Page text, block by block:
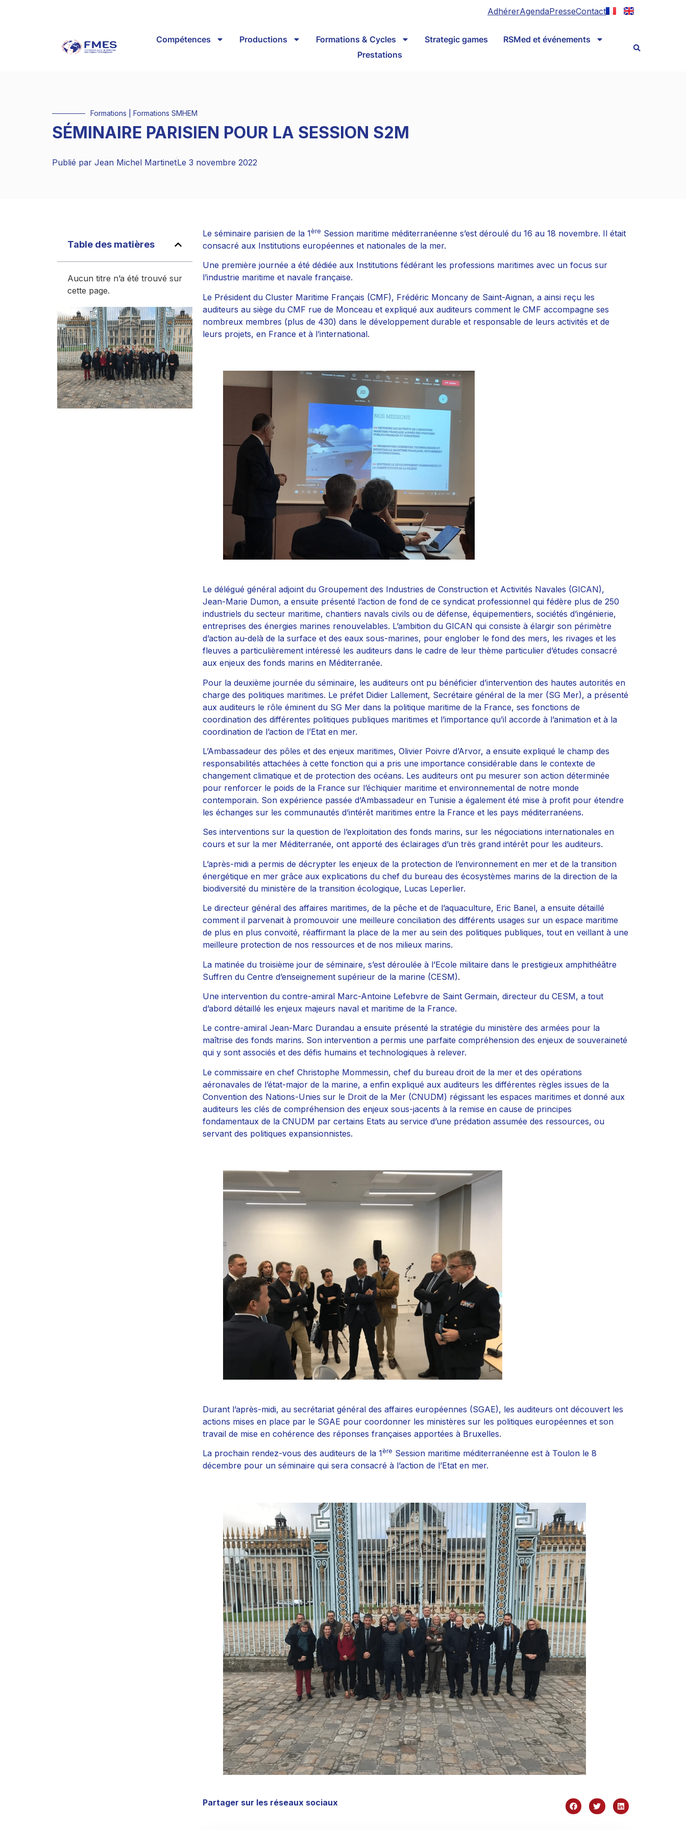
AdhérerAgendaPresseContact
Compétences Productions Formations & Cycles Strategic games
RSMed et événements
Prestations
Formations Formations SMHEM
SÉMINAIRE PARISIEN POUR LA SESSION S2M
Publié par Jean Michel MartinetLe 3 novembre 2022
Table des matières
Aucun titre n’a été trouvé sur
cette page.
Le séminaire parisien de la 1ère Session maritime méditerranéenne s’est déroulé du 16 au 18 novembre. Il était
consacré aux Institutions européennes et nationales de la mer.
Une première journée a été dédiée aux Institutions fédérant les professions maritimes avec un focus sur
l’industrie maritime et navale française.
Le Président du Cluster Maritime Français (CMF), Frédéric Moncany de Saint-Aignan, a ainsi reçu les
auditeurs au siège du CMF rue de Monceau et expliqué aux auditeurs comment le CMF accompagne ses
nombreux membres (plus de 430) dans le développement durable et responsable de leurs activités et de
leurs projets, en France et à l’international.
Le délégué général adjoint du Groupement des Industries de Construction et Activités Navales (GICAN),
Jean-Marie Dumon, a ensuite présenté l’action de fond de ce syndicat professionnel qui fédère plus de 250
industriels du secteur maritime, chantiers navals civils ou de défense, équipementiers, sociétés d’ingénierie,
entreprises des énergies marines renouvelables. L’ambition du GICAN qui consiste à élargir son périmètre
d’action au-delà de la surface et des eaux sous-marines, pour englober le fond des mers, les rivages et les
fleuves a particulièrement intéressé les auditeurs dans le cadre de leur thème particulier d’études consacré
aux enjeux des fonds marins en Méditerranée.
Pour la deuxième journée du séminaire, les auditeurs ont pu bénéficier d’intervention des hautes autorités en
charge des politiques maritimes. Le préfet Didier Lallement, Secrétaire général de la mer (SG Mer), a présenté
aux auditeurs le rôle éminent du SG Mer dans la politique maritime de la France, ses fonctions de
coordination des différentes politiques publiques maritimes et l’importance qu’il accorde à l’animation et à la
coordination de l’action de l’Etat en mer.
L’Ambassadeur des pôles et des enjeux maritimes, Olivier Poivre d’Arvor, a ensuite expliqué le champ des
responsabilités attachées à cette fonction qui a pris une importance considérable dans le contexte de
changement climatique et de protection des océans. Les auditeurs ont pu mesurer son action déterminée
pour renforcer le poids de la France sur l’échiquier maritime et environnemental de notre monde
contemporain. Son expérience passée d’Ambassadeur en Tunisie a également été mise à profit pour étendre
les échanges sur les communautés d’intérêt maritimes entre la France et les pays méditerranéens.
Ses interventions sur la question de l’exploitation des fonds marins, sur les négociations internationales en
cours et sur la mer Méditerranée, ont apporté des éclairages d’un très grand intérêt pour les auditeurs.
L’après-midi a permis de décrypter les enjeux de la protection de l’environnement en mer et de la transition
énergétique en mer grâce aux explications du chef du bureau des écosystèmes marins de la direction de la
biodiversité du ministère de la transition écologique, Lucas Leperlier.
Le directeur général des affaires maritimes, de la pêche et de l’aquaculture, Eric Banel, a ensuite détaillé
comment il parvenait à promouvoir une meilleure conciliation des différents usages sur un espace maritime
de plus en plus convoité, réaffirmant la place de la mer au sein des politiques publiques, tout en veillant à une
meilleure protection de nos ressources et de nos milieux marins.
La matinée du troisième jour de séminaire, s’est déroulée à l’Ecole militaire dans le prestigieux amphithéâtre
Suffren du Centre d’enseignement supérieur de la marine (CESM).
Une intervention du contre-amiral Marc-Antoine Lefebvre de Saint Germain, directeur du CESM, a tout
d’abord détaillé les enjeux majeurs naval et maritime de la France.
Le contre-amiral Jean-Marc Durandau a ensuite présenté la stratégie du ministère des armées pour la
maîtrise des fonds marins. Son intervention a permis une parfaite compréhension des enjeux de souveraineté
qui y sont associés et des défis humains et technologiques à relever.
Le commissaire en chef Christophe Mommessin, chef du bureau droit de la mer et des opérations
aéronavales de l’état-major de la marine, a enfin expliqué aux auditeurs les différentes règles issues de la
Convention des Nations-Unies sur le Droit de la Mer (CNUDM) régissant les espaces maritimes et donné aux
auditeurs les clés de compréhension des enjeux sous-jacents à la remise en cause de principes
fondamentaux de la CNUDM par certains Etats au service d’une prédation assumée des ressources, ou
servant des politiques expansionnistes.
Durant l’après-midi, au secrétariat général des affaires européennes (SGAE), les auditeurs ont découvert les
actions mises en place par le SGAE pour coordonner les ministères sur les politiques européennes et son
travail de mise en cohérence des réponses françaises apportées à Bruxelles.
La prochain rendez-vous des auditeurs de la 1ère Session maritime méditerranéenne est à Toulon le 8
décembre pour un séminaire qui sera consacré à l’action de l’Etat en mer.
Partager sur les réseaux sociaux